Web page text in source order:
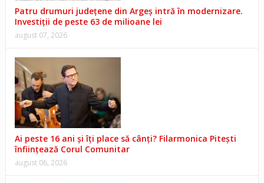
Patru drumuri județene din Argeș intră în modernizare.
Investiții de peste 63 de milioane lei
august 07, 2026
Ai peste 16 ani și îți place să cânți? Filarmonica Pitești
înființează Corul Comunitar
august 06, 2026